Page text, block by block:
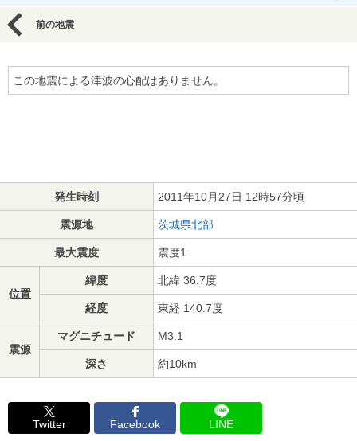
前の地震
この地震による津波の心配はありません。
発生時刻 2011年10月27日 12時57分頃
震源地 茨城県北部
最大震度 震度1
位置
緯度 北緯 36.7度
経度 東経 140.7度
震源
マグニチュード M3.1
深さ 約10km
Twitter Facebook LINE